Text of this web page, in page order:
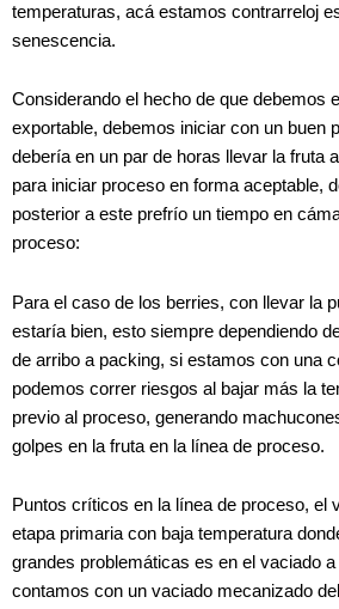
temperaturas, acá estamos contrarreloj
senescencia.
Considerando el hecho de que debemos
exportable, debemos iniciar con un buen
debería en un par de horas llevar la fruta
para iniciar proceso en forma aceptable,
posterior a este prefrío un tiempo en
proceso:
Para el caso de los berries, con llevar la
estaría bien, esto siempre dependiendo
de arribo a packing, si estamos con una
podemos correr riesgos al bajar más la
previo al proceso, generando
golpes en la fruta en la línea de proceso.
Puntos críticos en la línea de proceso, el
etapa primaria con baja temperatura
grandes problemáticas es en el vaciado
contamos con un vaciado mecanizado